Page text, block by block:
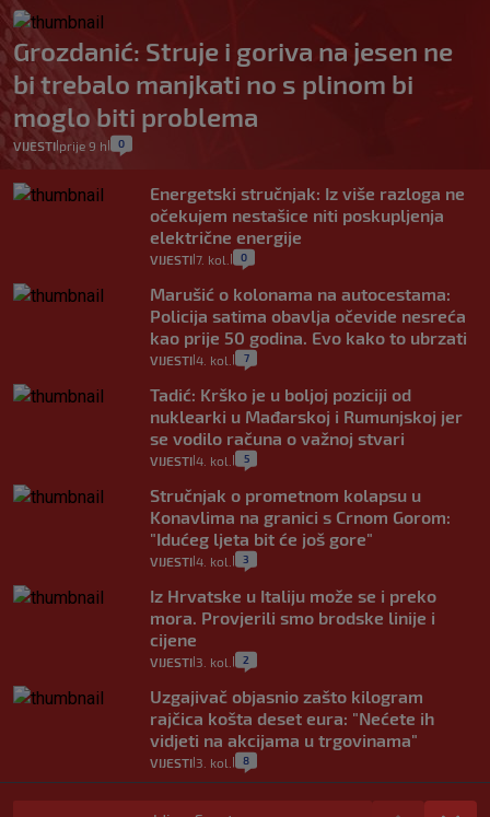
Grozdanić: Struje i goriva na jesen ne
bi trebalo manjkati no s plinom bi
moglo biti problema
VIJESTI| prije 9 h 0
Energetski stručnjak: Iz više razloga ne
očekujem nestašice niti poskupljenja
električne energije
VIJESTI 7. kol. 0
Marušić o kolonama na autocestama:
Policija satima obavlja očevide nesreća
kao prije 50 godina. Evo kako to ubrzati
VIJESTI 4. kol. 7
Tadić: Krško je u boljoj poziciji od
nuklearki u Mađarskoj i Rumunjskoj jer
se vodilo računa o važnoj stvari
VIJESTI 4. kol. 5
Stručnjak o prometnom kolapsu u
Konavlima na granici s Crnom Gorom:
"Idućeg ljeta bit će još gore"
VIJESTI 4. kol. 3
Iz Hrvatske u Italiju može se i preko
mora. Provjerili smo brodske linije i
cijene
VIJESTI 3. kol. 2
Uzgajivač objasnio zašto kilogram
rajčica košta deset eura: "Nećete ih
vidjeti na akcijama u trgovinama"
VIJESTI 3. kol. 8
Selidba je jedno od stresnijih iskustava.